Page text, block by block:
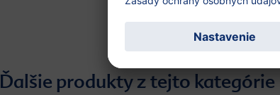
Ďalšie produkty z tejto kategórie